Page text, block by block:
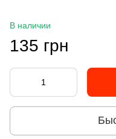
В наличии
135 грн